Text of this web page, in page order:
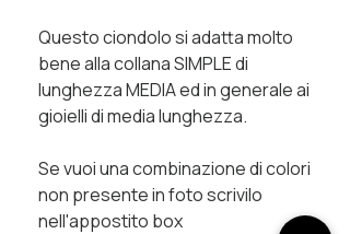
Questo ciondolo si adatta molto
bene alla collana SIMPLE di
lunghezza MEDIA ed in generale ai
gioielli di media lunghezza.
Se vuoi una combinazione di colori
non presente in foto scrivilo
nell'appostito box